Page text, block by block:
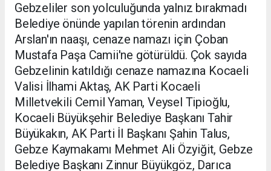
Gebzeliler son yolculuğunda yalnız bırakmadı
Belediye önünde yapılan törenin ardından
Arslan'ın naaşı, cenaze namazı için Çoban
Mustafa Paşa Camii'ne götürüldü. Çok sayıda
Gebzelinin katıldığı cenaze namazına Kocaeli
Valisi İlhami Aktaş, AK Parti Kocaeli
Milletvekili Cemil Yaman, Veysel Tipioğlu,
Kocaeli Büyükşehir Belediye Başkanı Tahir
Büyükakın, AK Parti İl Başkanı Şahin Talus,
Gebze Kaymakamı Mehmet Ali Özyiğit, Gebze
Belediye Başkanı Zinnur Büyükgöz, Darıca